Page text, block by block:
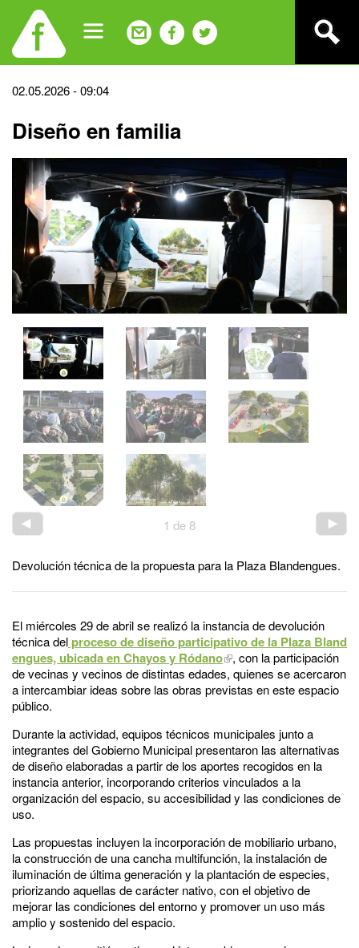
navigation
Back
top
02.05.2026 - 09:04
Diseño en familia
1 de 8
Devolución técnica de la propuesta para la Plaza Blandengues.
El miércoles 29 de abril se realizó la instancia de devolución
técnica delproceso de diseño participativo de la Plaza Bland
engues, ubicada en Chayos y Ródano
, con la participación
de vecinas y vecinos de distintas edades, quienes se acercaron
a intercambiar ideas sobre las obras previstas en este espacio
público.
Durante la actividad, equipos técnicos municipales junto a
integrantes del Gobierno Municipal presentaron las alternativas
de diseño elaboradas a partir de los aportes recogidos en la
instancia anterior, incorporando criterios vinculados a la
organización del espacio, su accesibilidad y las condiciones de
uso.
Las propuestas incluyen la incorporación de mobiliario urbano,
la construcción de una cancha multifunción, la instalación de
iluminación de última generación y la plantación de especies,
priorizando aquellas de carácter nativo, con el objetivo de
mejorar las condiciones del entorno y promover un uso más
amplio y sostenido del espacio.